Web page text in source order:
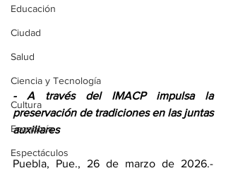
Educación
Ciudad
Salud
Ciencia y Tecnología
Cultura
Economía
Espectáculos
- A través del IMACP impulsa la
preservación de tradiciones en las juntas
auxiliares
Puebla, Pue., 26 de marzo de 2026.-